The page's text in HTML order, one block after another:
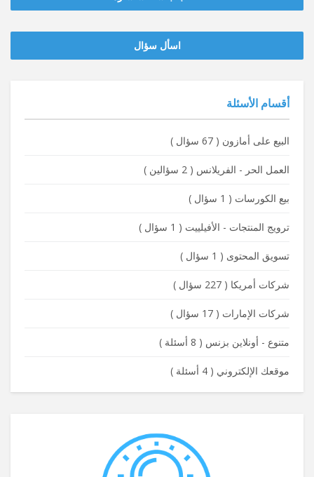
‫‫اسأل سؤال
أقسام الأسئلة
البيع على أمازون ( 67 سؤال )
العمل الحر - الفريلانس ( 2 سؤالين )
بيع الكورسات ( 1 سؤال )
ترويج المنتجات - الأفيلييت ( 1 سؤال )
تسويق المحتوى ( 1 سؤال )
شركات أمريكا ( 227 سؤال )
شركات الإمارات ( 17 سؤال )
متنوع - أونلاين بزنس ( 8 أسئلة )
موقعك الإلكتروني ( 4 أسئلة )